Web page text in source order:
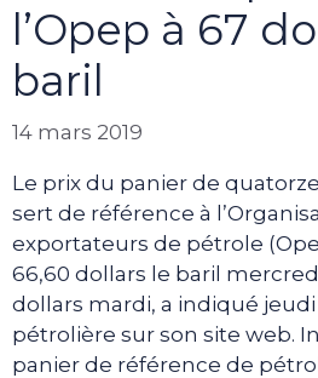
l’Opep à 67
baril
14 mars 2019
Le prix du panier de
sert de référence à
exportateurs de pétrole
66,60 dollars le baril
dollars mardi, a indiqué jeudi
pétrolière sur son site web.
panier de référence de